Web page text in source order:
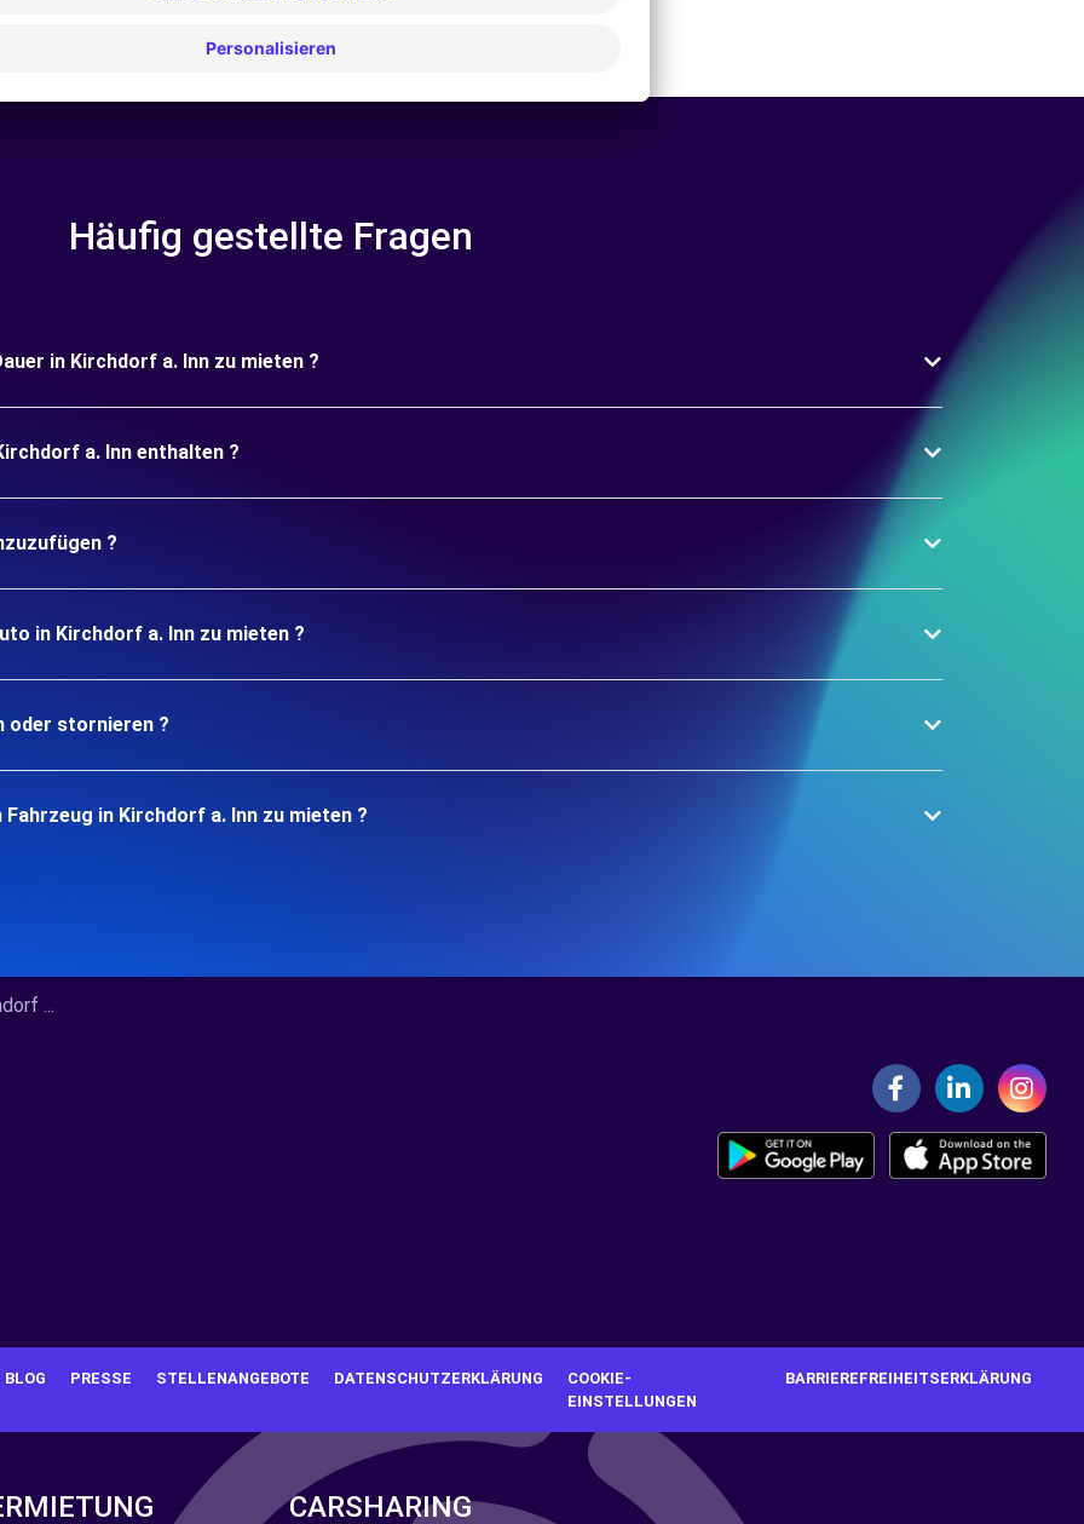
Häufig gestellte Fragen
in Kirchdorf a. Inn zu mieten ?
a. Inn enthalten ?
?
in Kirchdorf a. Inn zu mieten ?
oder stornieren ?
in Kirchdorf a. Inn zu mieten ?
...
BLOG PRESSE STELLENANGEBOTE DATENSCHUTZERKLÄRUNG
COOKIE-
EINSTELLUNGEN
BARRIEREFREIHEITSERKLÄRUNG
CARSHARING